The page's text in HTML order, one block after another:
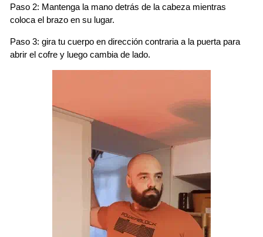
Paso 2: Mantenga la mano detrás de la cabeza mientras
coloca el brazo en su lugar.
Paso 3: gira tu cuerpo en dirección contraria a la puerta para
abrir el cofre y luego cambia de lado.